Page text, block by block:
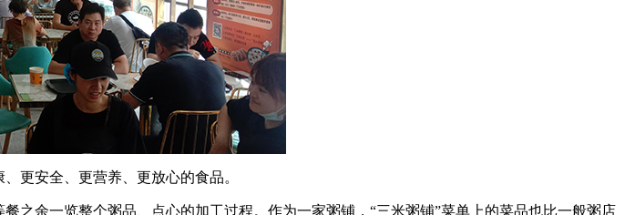
更安全、更营养、更放心的食品。
余一览整个粥品、点心的加工过程。作为一家粥铺，“三米粥铺”菜单上的菜品也比一般粥店